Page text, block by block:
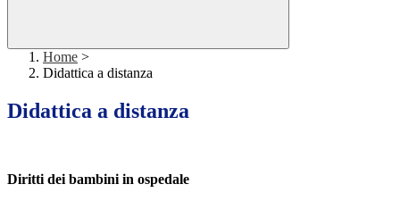
Home >
Didattica a distanza
Didattica a distanza
Diritti dei bambini in ospedale